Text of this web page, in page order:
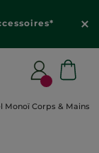
Monoï Corps & Mains